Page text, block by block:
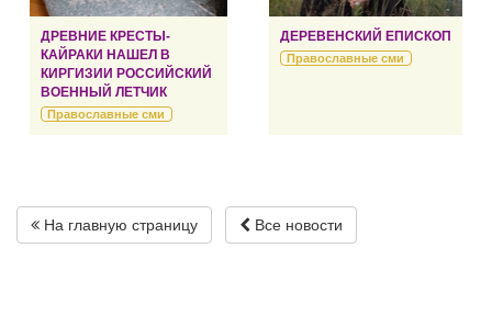
ДРЕВНИЕ КРЕСТЫ-
КАЙРАКИ НАШЕЛ В
КИРГИЗИИ РОССИЙСКИЙ
ВОЕННЫЙ ЛЕТЧИК
Православные сми
ДЕРЕВЕНСКИЙ ЕПИСКОП
Православные сми
На главную страницу Все новости